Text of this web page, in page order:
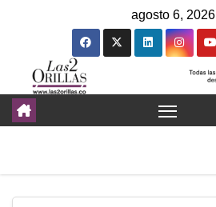
agosto 6, 2026